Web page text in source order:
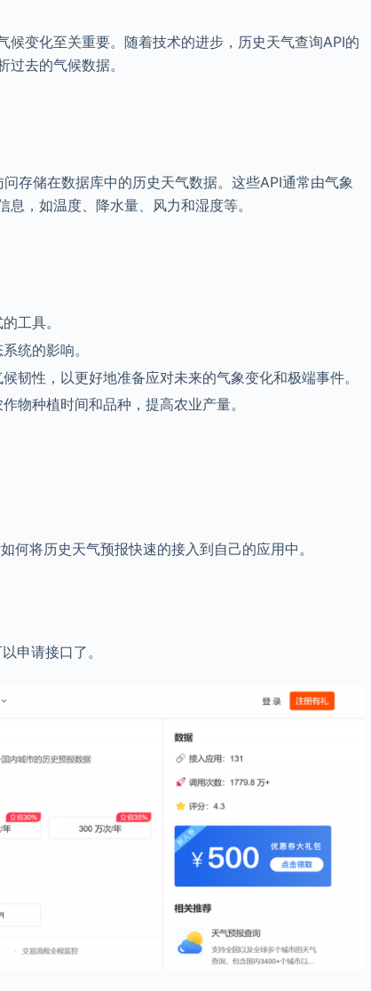
变化至关重要。随着技术的进步，历史天气查询API的
去的气候数据。
存储在数据库中的历史天气数据。这些API通常由气象
，如温度、降水量、风力和湿度等。
工具。
统的影响。
韧性，以更好地准备应对未来的气象变化和极端事件。
物种植时间和品种，提高农业产量。
何将历史天气预报快速的接入到自己的应用中。
申请接口了。